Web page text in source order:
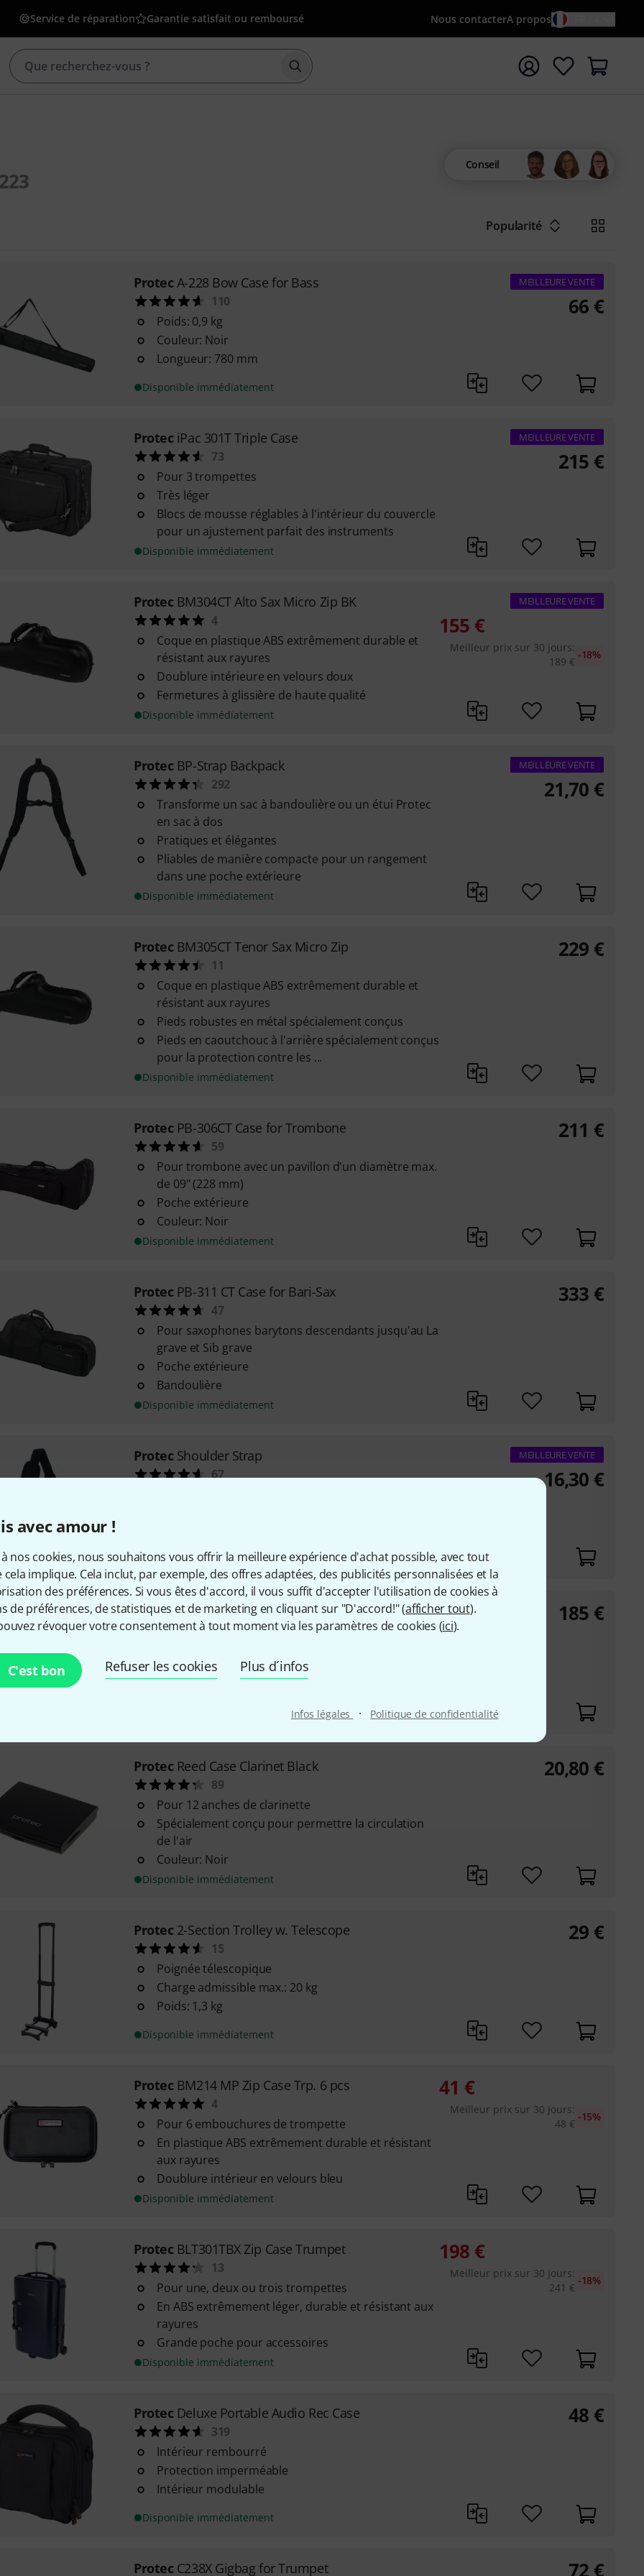
avec amour !
nos cookies, nous souhaitons vous offrir la meilleure expérience d'achat possible, avec tout
cela implique. Cela inclut, par exemple, des offres adaptées, des publicités personnalisées et la
des préférences. Si vous êtes d'accord, il vous suffit d'accepter l'utilisation de cookies à
de préférences, de statistiques et de marketing en cliquant sur "D'accord!" (afficher tout).
révoquer votre consentement à tout moment via les paramètres de cookies (ici).
C'est bon Refuser les cookies Plus d´infos
Infos légales · Politique de confidentialité
Service de réparation Garantie satisfait ou remboursé Nous contacterA propos
Démarrer la recherche avec le terme de recherche
Conseil
Popularité
ProtecA-228 Bow Case for Bass
110
Poids: 0,9 kg
Couleur: Noir
Longueur: 780 mm
Disponible immédiatement
MEILLEURE VENTE
66 €
Protec iPac 301T Triple Case
73
Pour 3 trompettes
Très léger
Blocs de mousse réglables à l'intérieur du couvercle
pour un ajustement parfait des instruments
Disponible immédiatement
MEILLEURE VENTE
215 €
Protec BM304CT Alto Sax Micro Zip BK
4
Coque en plastique ABS extrêmement durable et
résistant aux rayures
Doublure intérieure en velours doux
Fermetures à glissière de haute qualité
Disponible immédiatement
MEILLEURE VENTE
155 €
Meilleur prix sur 30 jours:
189 €
-18%
Protec BP-Strap Backpack
292
Transforme un sac à bandoulière ou un étui Protec
en sac à dos
Pratiques et élégantes
Pliables de manière compacte pour un rangement
dans une poche extérieure
Disponible immédiatement
MEILLEURE VENTE
21,70 €
Protec BM305CT Tenor Sax Micro Zip
11
Coque en plastique ABS extrêmement durable et
résistant aux rayures
Pieds robustes en métal spécialement conçus
Pieds en caoutchouc à l'arrière spécialement conçus
pour la protection contre les ...
Disponible immédiatement
229 €
Protec PB-306CT Case for Trombone
59
Pour trombone avec un pavillon d'un diamètre max.
de 09" (228 mm)
Poche extérieure
Couleur: Noir
Disponible immédiatement
211 €
Protec PB-311 CT Case for Bari-Sax
47
Pour saxophones barytons descendants jusqu'au La
grave et Sib grave
Poche extérieure
Bandoulière
Disponible immédiatement
333 €
Protec Shoulder Strap
67
Disponible immédiatement
MEILLEURE VENTE
16,30 €
Protec PB-319 Bass Clarinet Case
28
Adapté aux modèles descendants au Mib grave
185 €
Protec Reed Case Clarinet Black
89
Pour 12 anches de clarinette
Spécialement conçu pour permettre la circulation
de l'air
Couleur: Noir
Disponible immédiatement
20,80 €
Protec 2-Section Trolley w. Telescope
15
Poignée télescopique
Charge admissible max.: 20 kg
Poids: 1,3 kg
Disponible immédiatement
29 €
Protec BM214 MP Zip Case Trp. 6 pcs
4
Pour 6 embouchures de trompette
En plastique ABS extrêmement durable et résistant
aux rayures
Doublure intérieur en velours bleu
Disponible immédiatement
41 €
Meilleur prix sur 30 jours:
48 €
-15%
Protec BLT301TBX Zip Case Trumpet
13
Pour une, deux ou trois trompettes
En ABS extrêmement léger, durable et résistant aux
rayures
Grande poche pour accessoires
Disponible immédiatement
198 €
Meilleur prix sur 30 jours:
241 €
-18%
Protec Deluxe Portable Audio Rec Case
319
Intérieur rembourré
Protection imperméable
Intérieur modulable
Disponible immédiatement
48 €
Protec C238X Gigbag for Trumpet 72 €